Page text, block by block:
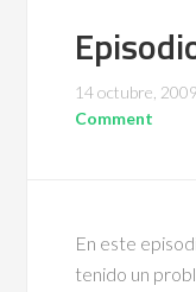
14 octubre, 2009
Comment
En este
tenido un